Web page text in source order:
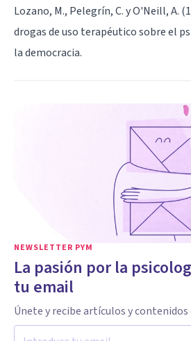
Lozano, M., Pelegrín, C. y O'Neill, A.
drogas de uso terapéutico sobre el
la democracia.
NEWSLETTER PYM
La pasión por la
tu email
Únete y recibe artículos y contenidos